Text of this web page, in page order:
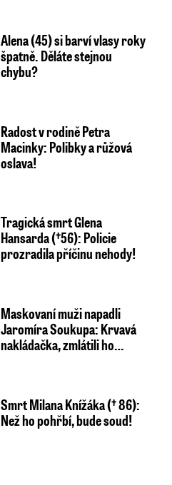
Alena (45) si barví vlasy roky
špatně. Děláte stejnou
chybu?
Radost v rodině Petra
Macinky: Polibky a růžová
oslava!
Tragická smrt Glena
Hansarda (†56): Policie
prozradila příčinu nehody!
Maskovaní muži napadli
Jaromíra Soukupa: Krvavá
nakládačka, zmlátili ho…
Smrt Milana Knížáka († 86):
Než ho pohřbí, bude soud!